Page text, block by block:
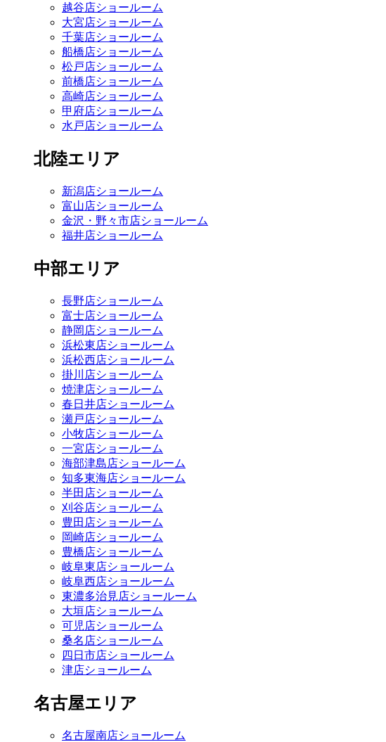
越谷店ショールーム
大宮店ショールーム
千葉店ショールーム
船橋店ショールーム
松戸店ショールーム
前橋店ショールーム
高崎店ショールーム
甲府店ショールーム
水戸店ショールーム
北陸エリア
新潟店ショールーム
富山店ショールーム
金沢・野々市店ショールーム
福井店ショールーム
中部エリア
長野店ショールーム
富士店ショールーム
静岡店ショールーム
浜松東店ショールーム
浜松西店ショールーム
掛川店ショールーム
焼津店ショールーム
春日井店ショールーム
瀬戸店ショールーム
小牧店ショールーム
一宮店ショールーム
海部津島店ショールーム
知多東海店ショールーム
半田店ショールーム
刈谷店ショールーム
豊田店ショールーム
岡崎店ショールーム
豊橋店ショールーム
岐阜東店ショールーム
岐阜西店ショールーム
東濃多治見店ショールーム
大垣店ショールーム
可児店ショールーム
桑名店ショールーム
四日市店ショールーム
津店ショールーム
名古屋エリア
名古屋南店ショールーム